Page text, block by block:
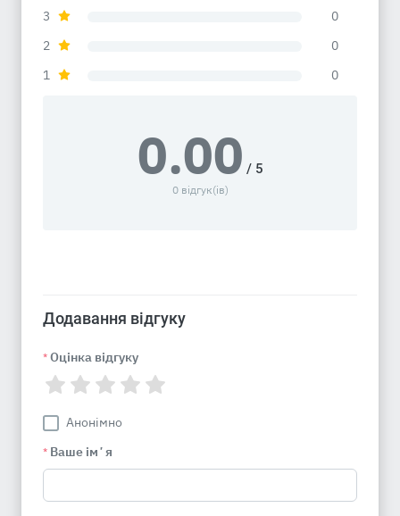
3
0
2
0
1
0
0.00 / 5
0 відгук(ів)
Додавання відгуку
* Оцінка відгуку
Анонімно
* Ваше імʼя